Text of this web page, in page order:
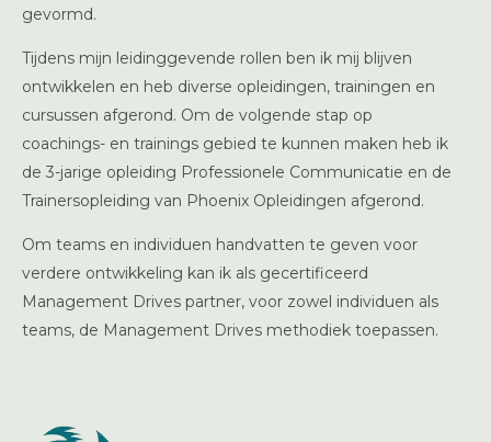
gevormd.
Tijdens mijn leidinggevende rollen ben ik mij blijven
ontwikkelen en heb diverse opleidingen, trainingen en
cursussen afgerond. Om de volgende stap op
coachings- en trainings gebied te kunnen maken heb ik
de 3-jarige opleiding Professionele Communicatie en de
Trainersopleiding van Phoenix Opleidingen afgerond.
Om teams en individuen handvatten te geven voor
verdere ontwikkeling kan ik als gecertificeerd
Management Drives partner, voor zowel individuen als
teams, de Management Drives methodiek toepassen.